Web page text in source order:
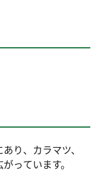
り、カラマツ、
っています。